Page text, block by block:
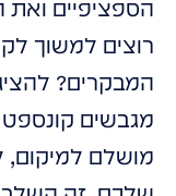
הספציפיים
רוצים למשוך
המבקרים?
מגבשים קונספט
מושלם למיקום,